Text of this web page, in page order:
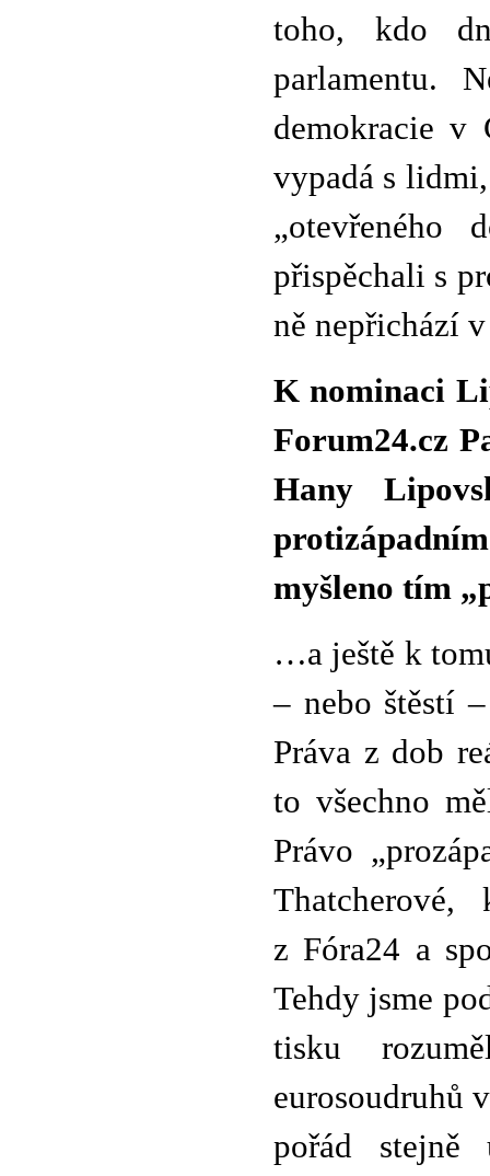
toho, kdo
parlamentu.
demokracie v
vypadá s
přispěchali s
ně nepřichází
K nominaci
Forum24.cz
Hany
myšleno tím
…a ještě k
– nebo štěstí
Práva z dob
to všechno
Právo
z Fóra24 a
Tehdy jsme
tisku
eurosoudruhů
pořád stejně